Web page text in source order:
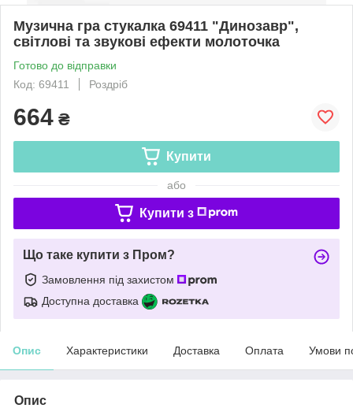
Музична гра стукалка 69411 "Динозавр",
світлові та звукові ефекти молоточка
Готово до відправки
Код: 69411
Роздріб
664 ₴
Купити
або
Купити з
Що таке купити з Пром?
Замовлення під захистом
Доступна доставка
Опис Характеристики Доставка Оплата Умови
Опис